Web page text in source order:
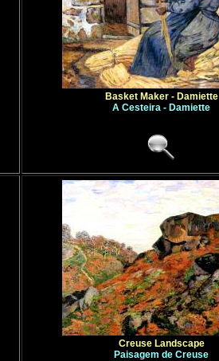
Basket Maker - Damiette
A Cesteira - Damiette
Creuse Landscape
Paisagem de Creuse